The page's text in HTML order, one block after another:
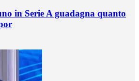
in Serie A guadagna quanto